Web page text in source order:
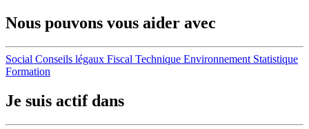
Nous pouvons vous aider avec
Social Conseils légaux Fiscal Technique Environnement Statistique
Formation
Je suis actif dans